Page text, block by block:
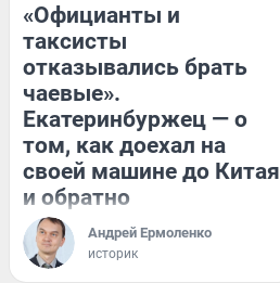
«Официанты и
таксисты
отказывались брать
чаевые».
Екатеринбуржец — о
том, как доехал на
своей машине до Китая
и обратно
Андрей Ермоленко
историк